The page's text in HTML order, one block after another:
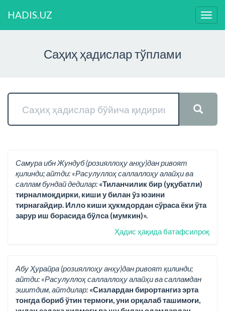
HADIS.UZ
Саҳиҳ ҳадислар тўплами
Самура ибн Жундуб (розияллоҳу анҳу)дан ривоят
қилинди; айтди: «Расулуллоҳ саллаллоҳу алайҳи ва
саллам бундай дедилар: «Тиланчилик бир (уқубатли)
тирналмоқдирки, киши у билан ўз юзини
тирнагайдир. Илло киши ҳукмдордан сўраса ёки ўта
зарур иш борасида бўлса (мумкин)».
Ҳадис ҳақида батафсилроқ
Абу Ҳурайра (розияллоҳу анҳу)дан ривоят қилинди;
айтди: «Расулуллоҳ саллаллоҳу алайҳи ва салламдан
эшитдим, айтдилар: «Сизлардан бирортангиз эрта
тонгда бориб ўтин термоғи, уни орқалаб ташимоғи,